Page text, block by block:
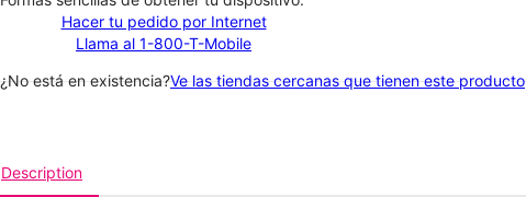
Hacer tu pedido por Internet
Llama al 1-800-T-Mobile
¿No está en existencia?Ve las tiendas cercanas que tienen este producto
Description